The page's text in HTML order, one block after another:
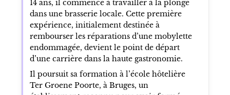
14 ans, il commence à travailler à la plonge
dans une brasserie locale. Cette première
expérience, initialement destinée à
rembourser les réparations d’une mobylette
endommagée, devient le point de départ
d’une carrière dans la haute gastronomie.
Il poursuit sa formation à l’école hôtelière
Ter Groene Poorte, à Bruges, un